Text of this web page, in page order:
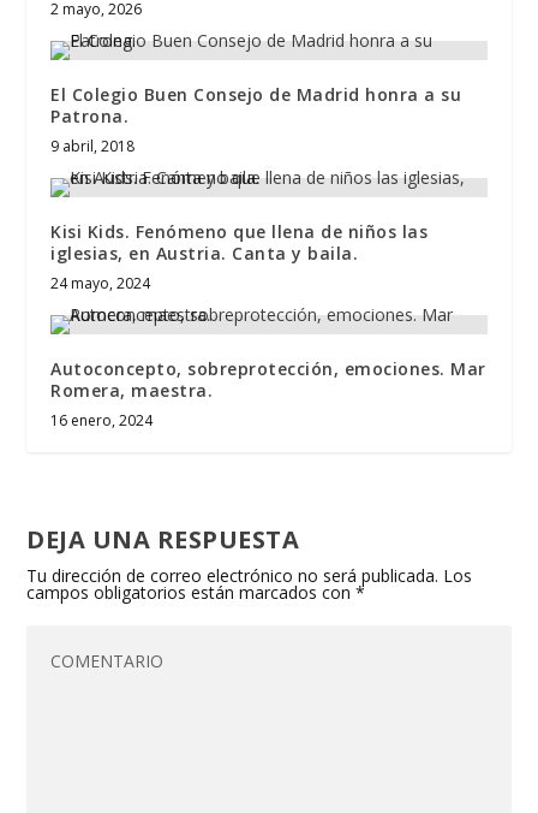
2 mayo, 2026
El Colegio Buen Consejo de Madrid honra a su
Patrona.
9 abril, 2018
Kisi Kids. Fenómeno que llena de niños las
iglesias, en Austria. Canta y baila.
24 mayo, 2024
Autoconcepto, sobreprotección, emociones. Mar
Romera, maestra.
16 enero, 2024
DEJA UNA RESPUESTA
Tu dirección de correo electrónico no será publicada. Los
campos obligatorios están marcados con*